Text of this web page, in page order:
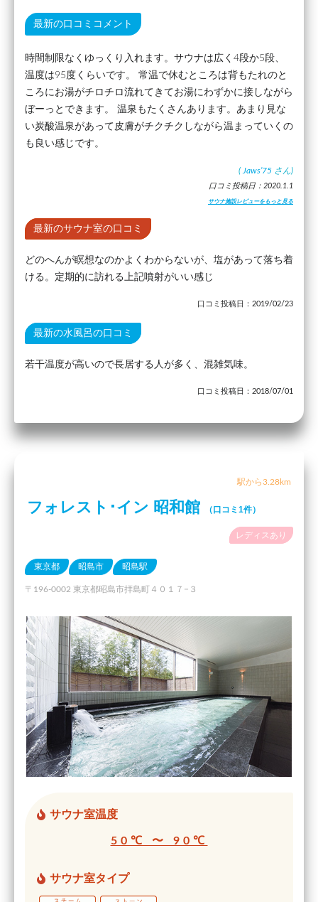
最新の口コミコメント
時間制限なくゆっくり入れます。サウナは広く4段か5段、
温度は95度くらいです。 常温で休むところは背もたれのと
ころにお湯がチロチロ流れてきてお湯にわずかに接しながら
ぼーっとできます。 温泉もたくさんあります。あまり見な
い炭酸温泉があって皮膚がチクチクしながら温まっていくの
も良い感じです。
( Jaws’75 さん)
口コミ投稿日：2020.1.1
サウナ施設レビューをもっと見る
最新のサウナ室の口コミ
どのへんが瞑想なのかよくわからないが、塩があって落ち着
ける。定期的に訪れる上記噴射がいい感じ
口コミ投稿日：2019/02/23
最新の水風呂の口コミ
若干温度が高いので長居する人が多く、混雑気味。
口コミ投稿日：2018/07/01
駅から3.28km
フォレスト･イン 昭和館 （口コミ1件）
レディスあり
東京都 昭島市 昭島駅
〒196-0002 東京都昭島市拝島町４０１７−３
サウナ室温度
50℃ 〜 90℃
サウナ室タイプ